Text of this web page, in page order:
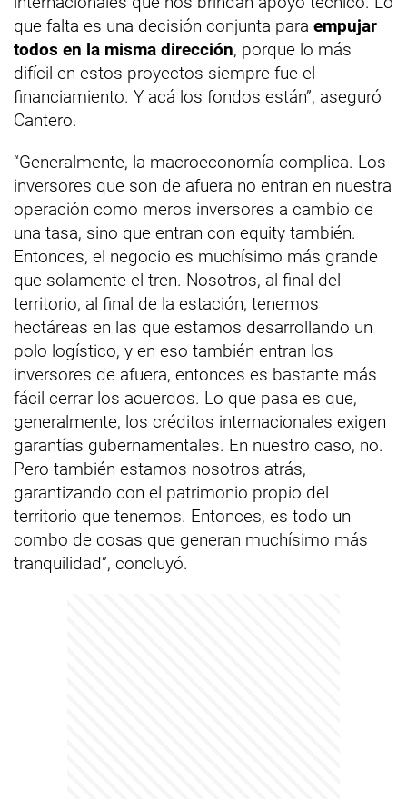
que falta es una decisión conjunta para empujar
todos en la misma dirección, porque lo más
difícil en estos proyectos siempre fue el
financiamiento. Y acá los fondos están”, aseguró
Cantero.
“Generalmente, la macroeconomía complica. Los
inversores que son de afuera no entran en nuestra
operación como meros inversores a cambio de
una tasa, sino que entran con equity también.
Entonces, el negocio es muchísimo más grande
que solamente el tren. Nosotros, al final del
territorio, al final de la estación, tenemos
hectáreas en las que estamos desarrollando un
polo logístico, y en eso también entran los
inversores de afuera, entonces es bastante más
fácil cerrar los acuerdos. Lo que pasa es que,
generalmente, los créditos internacionales exigen
garantías gubernamentales. En nuestro caso, no.
Pero también estamos nosotros atrás,
garantizando con el patrimonio propio del
territorio que tenemos. Entonces, es todo un
combo de cosas que generan muchísimo más
tranquilidad”, concluyó.